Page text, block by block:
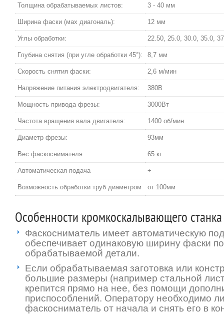
Толщина обрабатываемых листов: 3 - 40 мм
Ширина фаски (мах диагональ): 12 мм
Углы обработки: 22.50, 25.0, 30.0, 35.0,
Глубина снятия (при угле обработки 45°): 8,7 мм
Скорость снятия фаски: 2,6 м/мин
Напряжение питания электродвигателя: 380В
Мощность привода фрезы: 3000Вт
Частота вращения вала двигателя: 1400 об/мин
Диаметр фрезы: 93мм
Вес фаскоснимателя: 65 кг
Автоматическая подача +
Возможность обработки труб диаметром от 100мм
Особенности кромкоскалывающего
Фаскосниматель имеет автоматическую
обеспечивает одинаковую ширину фаски
обрабатываемой детали.
Если обрабатываемая заготовка или
большие размеры (например стальной
крепится прямо на нее, без помощи
приспособлений. Оператору необходимо
фаскосниматель от начала и снять его в